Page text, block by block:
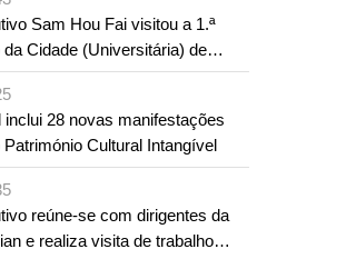
Sam Hou Fai visitou a 1.ª
Cidade (Universitária) de
de Macau e Hengqin
inclui 28 novas manifestações
Património Cultural Intangível
reúne-se com dirigentes da
e realiza visita de trabalho